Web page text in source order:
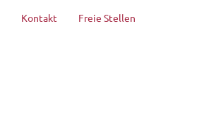
Kontakt
Freie Stellen